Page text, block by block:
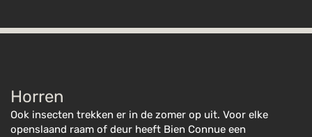
Horren
Ook insecten trekken er in de zomer op uit. Voor elke
openslaand raam of deur heeft Bien Connue een